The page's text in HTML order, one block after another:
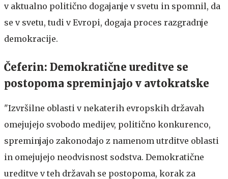
v aktualno politično dogajanje v svetu in spomnil, da
se v svetu, tudi v Evropi, dogaja proces razgradnje
demokracije.
Čeferin: Demokratične ureditve se
postopoma spreminjajo v avtokratske
"Izvršilne oblasti v nekaterih evropskih državah
omejujejo svobodo medijev, politično konkurenco,
spreminjajo zakonodajo z namenom utrditve oblasti
in omejujejo neodvisnost sodstva. Demokratične
ureditve v teh državah se postopoma, korak za